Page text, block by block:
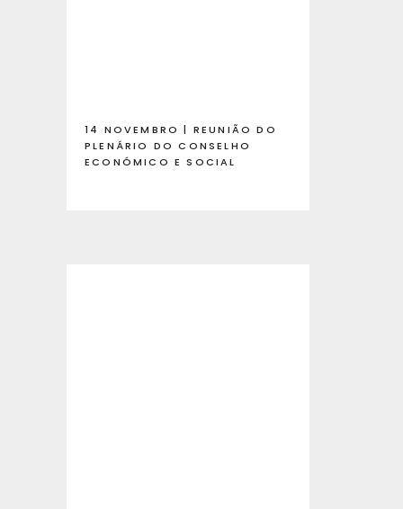
14 NOVEMBRO | REUNIÃO DO
PLENÁRIO DO CONSELHO
ECONÓMICO E SOCIAL